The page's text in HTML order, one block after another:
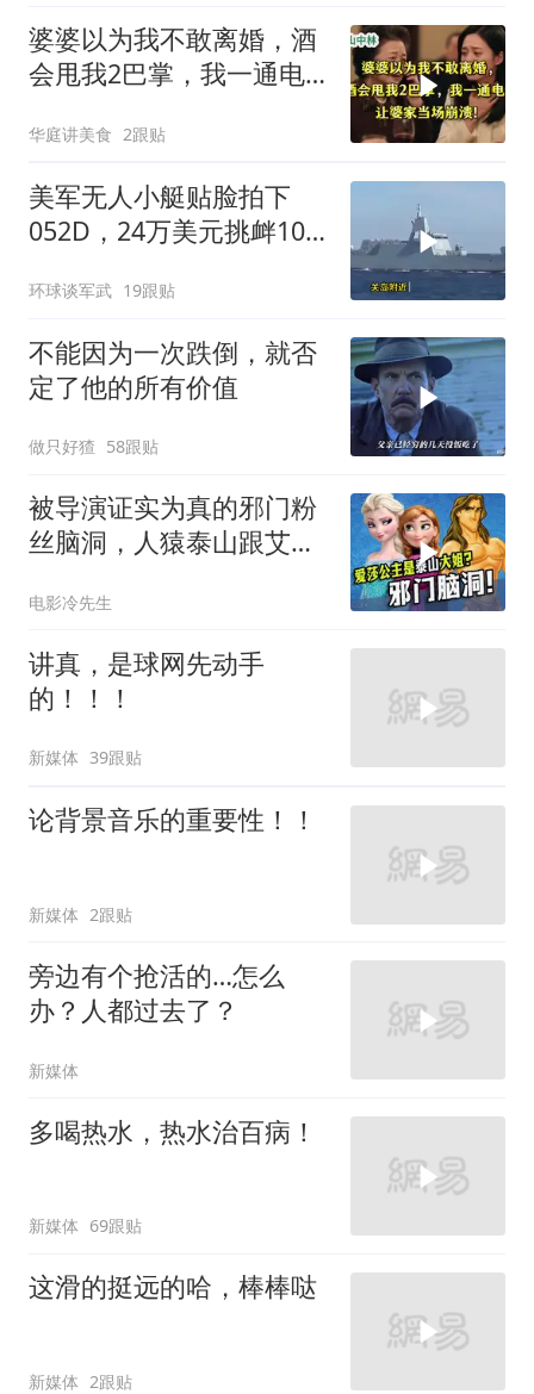
婆婆以为我不敢离婚，酒
会甩我2巴掌，我一通电
华庭讲美食 2跟贴
美军无人小艇贴脸拍下
052D，24万美元挑衅10
战法？
环球谈军武 19跟贴
不能因为一次跌倒，就否
定了他的所有价值
做只好猹 58跟贴
被导演证实为真的邪门粉
丝脑洞，人猿泰山跟艾莎
电影冷先生
讲真，是球网先动手
的！！！
新媒体 39跟贴
论背景音乐的重要性！！
新媒体 2跟贴
旁边有个抢活的…怎么
办？人都过去了？
新媒体
多喝热水，热水治百病！
新媒体 69跟贴
这滑的挺远的哈，棒棒哒
新媒体 2跟贴